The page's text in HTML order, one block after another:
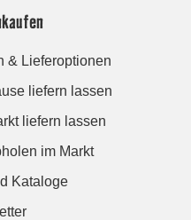
& Lieferoptionen
liefern lassen
liefern lassen
im Markt
Kataloge